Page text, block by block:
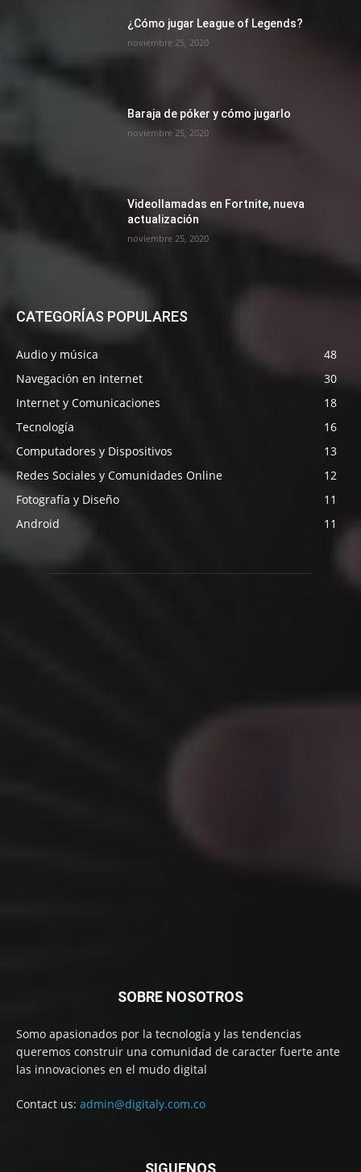
¿Cómo jugar League of Legends?
noviembre 25, 2020
Baraja de póker y cómo jugarlo
noviembre 25, 2020
Videollamadas en Fortnite, nueva
actualización
noviembre 25, 2020
CATEGORÍAS POPULARES
Audio y música
48
Navegación en Internet
30
Internet y Comunicaciones
18
Tecnología
16
Computadores y Dispositivos
13
Redes Sociales y Comunidades Online
12
Fotografía y Diseño
11
Android
11
SOBRE NOSOTROS
Somo apasionados por la tecnología y las tendencias
queremos construir una comunidad de caracter fuerte ante
las innovaciones en el mudo digital
Contact us: admin@digitaly.com.co